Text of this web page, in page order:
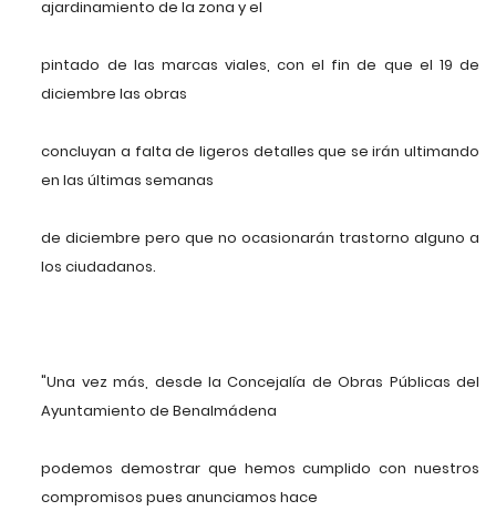
ajardinamiento de la zona y el
pintado de las marcas viales, con el fin de que el 19 de
diciembre las obras
concluyan a falta de ligeros detalles que se irán ultimando
en las últimas semanas
de diciembre pero que no ocasionarán trastorno alguno a
los ciudadanos.
"Una vez más, desde la Concejalía de Obras Públicas del
Ayuntamiento de Benalmádena
podemos demostrar que hemos cumplido con nuestros
compromisos pues anunciamos hace